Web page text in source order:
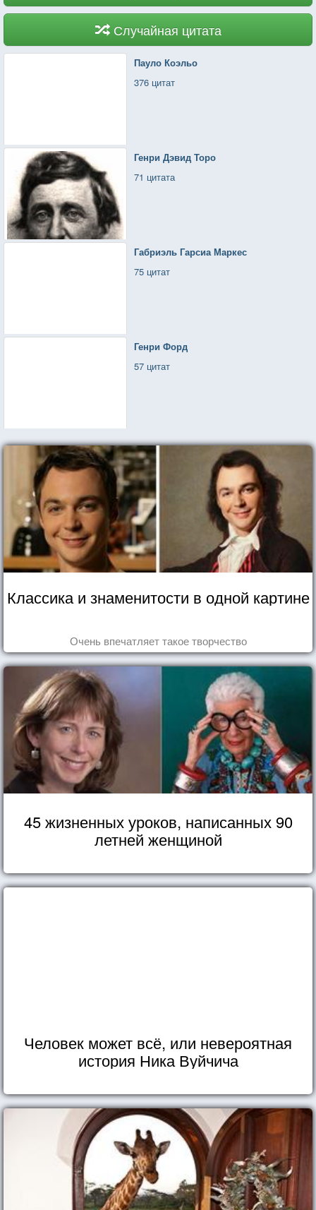
Случайная цитата
Пауло Коэльо
376 цитат
Генри Дэвид Торо
71 цитата
Габриэль Гарсиа Маркес
75 цитат
Генри Форд
57 цитат
Классика и знаменитости в одной картине
Очень впечатляет такое творчество
45 жизненных уроков, написанных 90
летней женщиной
Человек может всё, или невероятная
история Ника Вуйчича